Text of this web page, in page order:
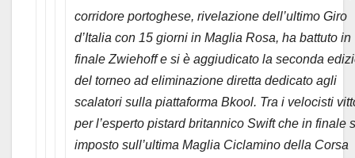
corridore portoghese, rivelazione dell’ultimo Giro
d’Italia con 15 giorni in Maglia Rosa, ha battuto in
finale Zwiehoff e si è aggiudicato la seconda
del torneo ad eliminazione diretta dedicato agli
scalatori sulla piattaforma Bkool. Tra i velocisti
per l’esperto pistard britannico Swift che in finale
imposto sull’ultima Maglia Ciclamino della Corsa